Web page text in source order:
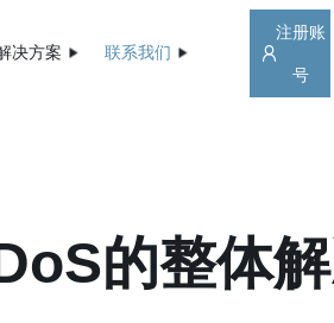
决方案 联系我们
注册账
号
的整体